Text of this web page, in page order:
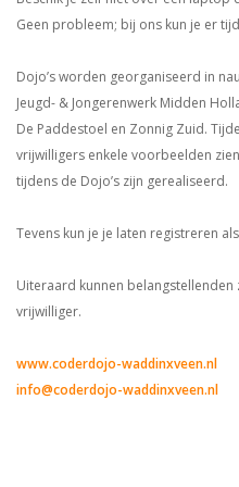
Geen probleem; bij ons kun je er
Dojo’s worden georganiseerd in
Jeugd- & Jongerenwerk Midden
De Paddestoel en Zonnig Zuid.
vrijwilligers enkele voorbeelden
tijdens de Dojo’s zijn gerealiseerd.
Tevens kun je je laten registreren
Uiteraard kunnen
vrijwilliger.
www.coderdojo-waddinxveen.nl
info@coderdojo-waddinxveen.nl